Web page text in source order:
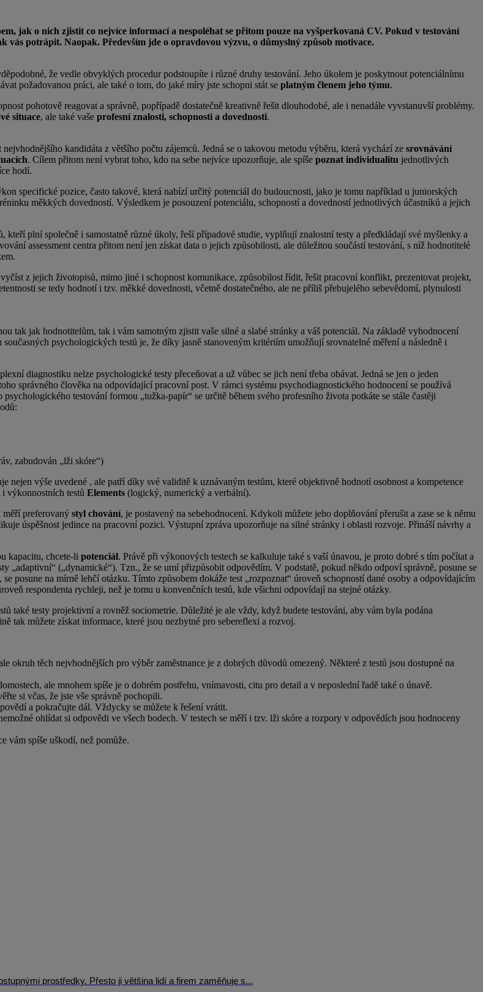
jak o nich zjistit co nejvíce informací a nespoléhat se přitom pouze na vyšperkovaná CV. Pokud v testování
vás potrápit. Naopak. Především jde o opravdovou výzvu, o důmyslný způsob motivace.
že vedle obvyklých procedur podstoupíte i různé druhy testování. Jeho úkolem je poskytnout potenciálnímu
požadovanou práci, ale také o tom, do jaké míry jste schopni stát se platným členem jeho týmu.
pohotově reagovat a správně, popřípadě dostatečně kreativně řešit dlouhodobé, ale i nenadále vyvstanuvší problémy.
situace, ale také vaše profesní znalosti, schopnosti a dovednosti.
kandidáta z většího počtu zájemců. Jedná se o takovou metodu výběru, která vychází ze srovnávání
. Cílem přitom není vybrat toho, kdo na sebe nejvíce upozorňuje, ale spíše poznat individualitu jednotlivých
hodí.
specifické pozice, často takové, která nabízí určitý potenciál do budoucnosti, jako je tomu například u juniorských
měkkých dovedností. Výsledkem je posouzení potenciálu, schopností a dovedností jednotlivých účastníků a jejich
kteří plní společně i samostatně různé úkoly, řeší případové studie, vyplňují znalostní testy a předkládají své myšlenky a
assessment centra přitom není jen získat data o jejich způsobilosti, ale důležitou součástí testování, s níž hodnotitelé
z jejich životopisů, mimo jiné i schopnost komunikace, způsobilost řídit, řešit pracovní konflikt, prezentovat projekt,
se tedy hodnotí i tzv. měkké dovednosti, včetně dostatečného, ale ne příliš přebujelého sebevědomí, plynulosti
tak jak hodnotitelům, tak i vám samotným zjistit vaše silné a slabé stránky a váš potenciál. Na základě vyhodnocení
psychologických testů je, že díky jasně stanoveným kritériím umožňují srovnatelné měření a následně i
diagnostiku nelze psychologické testy přeceňovat a už vůbec se jich není třeba obávat. Jedná se jen o jeden
správného člověka na odpovídající pracovní post. V rámci systému psychodiagnostického hodnocení se používá
testování formou „tužka-papír“ se určitě během svého profesního života potkáte se stále častěji
zabudován „lži skóre“)
nejen výše uvedené , ale patří díky své validitě k uznávaným testům, které objektivně hodnotí osobnost a kompetence
výkonnostních testů Elements (logický, numerický a verbální).
měří preferovaný styl chování, je postavený na sebehodnocení. Kdykoli můžete jeho doplňování přerušit a zase se k němu
úspěšnost jedince na pracovní pozici. Výstupní zpráva upozorňuje na silné stránky i oblasti rozvoje. Přináší návrhy a
kapacitu, chcete-li potenciál. Právě při výkonových testech se kalkuluje také s vaší únavou, je proto dobré s tím počítat a
(„dynamické“). Tzn., že se umí přizpůsobit odpovědím. V podstatě, pokud někdo odpoví správně, posune se
posune na mírně lehčí otázku. Tímto způsobem dokáže test „rozpoznat“ úroveň schopností dané osoby a odpovídajícím
respondenta rychleji, než je tomu u konvenčních testů, kde všichni odpovídají na stejné otázky.
také testy projektivní a rovněž sociometrie. Důležité je ale vždy, když budete testováni, aby vám byla podána
tak můžete získat informace, které jsou nezbytné pro sebereflexi a rozvoj.
okruh těch nejvhodnějších pro výběr zaměstnance je z dobrých důvodů omezený. Některé z testů jsou dostupné na
ale mnohem spíše je o dobrém postřehu, vnímavosti, citu pro detail a v neposlední řadě také o únavě.
si včas, že jste vše správně pochopili.
a pokračujte dál. Vždycky se můžete k řešení vrátit.
ohlídat si odpovědi ve všech bodech. V testech se měří i tzv. lži skóre a rozpory v odpovědích jsou hodnoceny
vám spíše uškodí, než pomůže.
prostředky. Přesto ji většina lidí a firem zaměňuje s...